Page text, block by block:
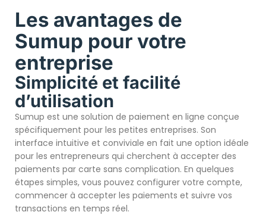
Les avantages de
Sumup pour votre
entreprise
Simplicité et facilité
d’utilisation
Sumup est une solution de paiement en ligne conçue
spécifiquement pour les petites entreprises. Son
interface intuitive et conviviale en fait une option idéale
pour les entrepreneurs qui cherchent à accepter des
paiements par carte sans complication. En quelques
étapes simples, vous pouvez configurer votre compte,
commencer à accepter les paiements et suivre vos
transactions en temps réel.